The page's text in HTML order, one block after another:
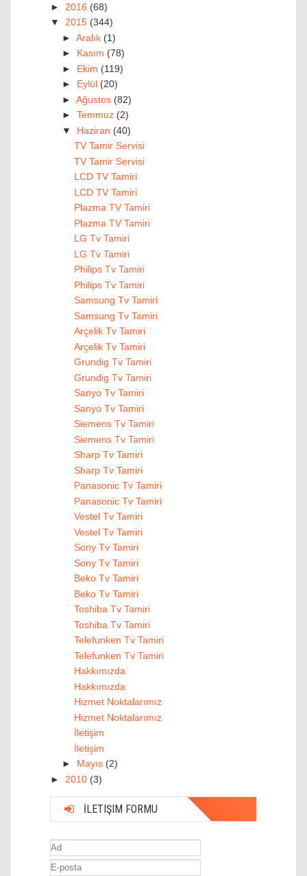
► 2016 (68)
▼ 2015 (344)
► Aralık (1)
► Kasım (78)
► Ekim (119)
► Eylül (20)
► Ağustos (82)
► Temmuz (2)
▼ Haziran (40)
TV Tamir Servisi
TV Tamir Servisi
LCD TV Tamiri
LCD TV Tamiri
Plazma TV Tamiri
Plazma TV Tamiri
LG Tv Tamiri
LG Tv Tamiri
Philips Tv Tamiri
Philips Tv Tamiri
Samsung Tv Tamiri
Samsung Tv Tamiri
Arçelik Tv Tamiri
Arçelik Tv Tamiri
Grundig Tv Tamiri
Grundig Tv Tamiri
Sanyo Tv Tamiri
Sanyo Tv Tamiri
Siemens Tv Tamiri
Siemens Tv Tamiri
Sharp Tv Tamiri
Sharp Tv Tamiri
Panasonic Tv Tamiri
Panasonic Tv Tamiri
Vestel Tv Tamiri
Vestel Tv Tamiri
Sony Tv Tamiri
Sony Tv Tamiri
Beko Tv Tamiri
Beko Tv Tamiri
Toshiba Tv Tamiri
Toshiba Tv Tamiri
Telefunken Tv Tamiri
Telefunken Tv Tamiri
Hakkımızda
Hakkımızda
Hizmet Noktalarımız
Hizmet Noktalarımız
İletişim
İletişim
► Mayıs (2)
► 2010 (3)
İLETIŞIM FORMU